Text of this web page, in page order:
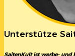
Unterstütze